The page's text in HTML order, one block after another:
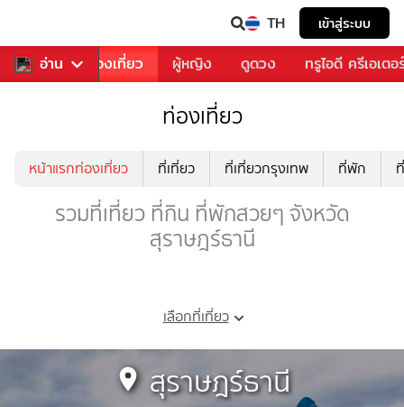
TH เข้าสู่ระบบ
อ่าน
อาหาร ท่องเที่ยว ผู้หญิง ดูดวง ทรูไอดี ครีเอเตอ
ท่องเที่ยว
หน้าแรกท่องเที่ยว ที่เที่ยว ที่เที่ยวกรุงเทพ ที่พัก
รวมที่เที่ยว ที่กิน ที่พักสวยๆ จังหวัด
สุราษฎร์ธานี
เลือกที่เที่ยว
สุราษฎร์ธานี